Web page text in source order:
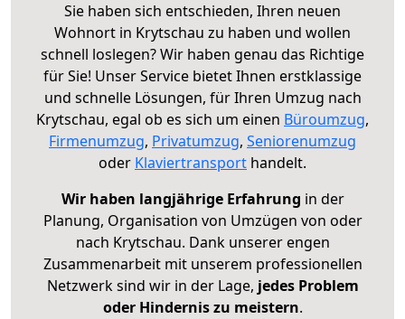
Sie haben sich entschieden, Ihren neuen
Wohnort in Krytschau zu haben und wollen
schnell loslegen? Wir haben genau das Richtige
für Sie! Unser Service bietet Ihnen erstklassige
und schnelle Lösungen, für Ihren Umzug nach
Krytschau, egal ob es sich um einen Büroumzug,
Firmenumzug, Privatumzug, Seniorenumzug
oder Klaviertransport handelt.
Wir haben langjährige Erfahrung in der
Planung, Organisation von Umzügen von oder
nach Krytschau. Dank unserer engen
Zusammenarbeit mit unserem professionellen
Netzwerk sind wir in der Lage, jedes Problem
oder Hindernis zu meistern.